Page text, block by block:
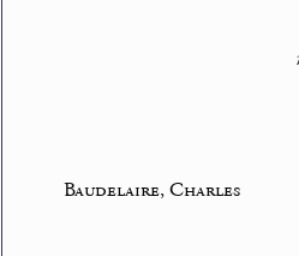
Baudelaire, Charles